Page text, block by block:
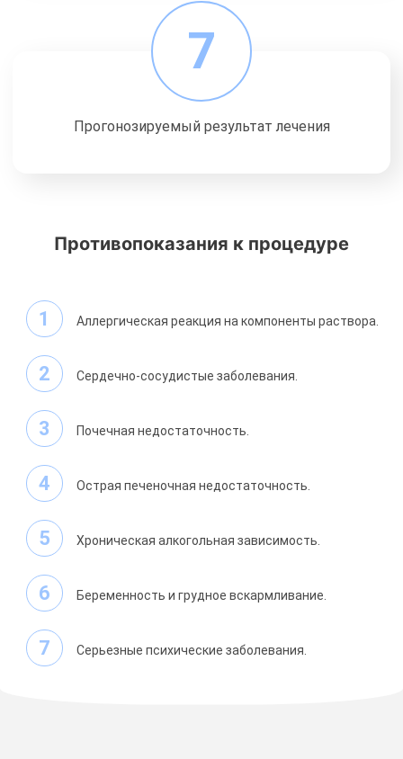
7
Прогонозируемый результат лечения
Противопоказания к процедуре
Аллергическая реакция на компоненты раствора.
Сердечно-сосудистые заболевания.
Почечная недостаточность.
Острая печеночная недостаточность.
Хроническая алкогольная зависимость.
Беременность и грудное вскармливание.
Серьезные психические заболевания.